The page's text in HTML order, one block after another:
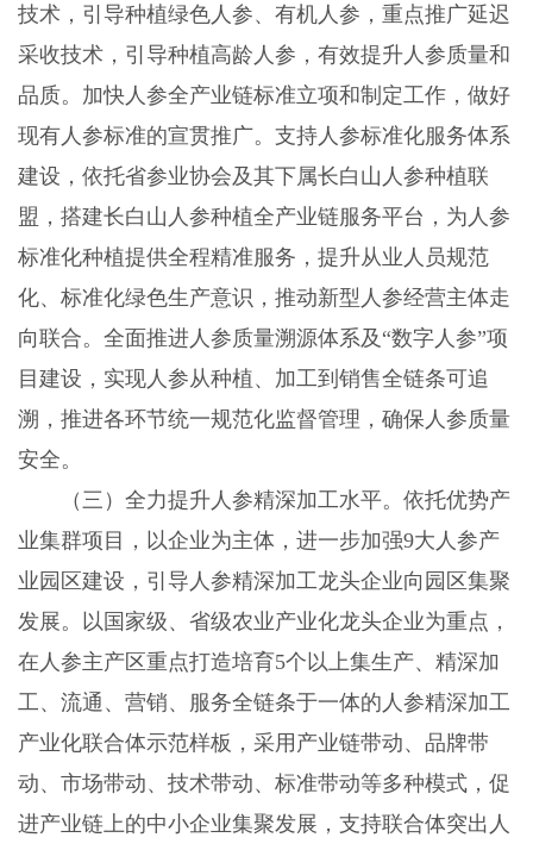
技术，引导种植绿色人参、有机人参，重点推广延迟
采收技术，引导种植高龄人参，有效提升人参质量和
品质。加快人参全产业链标准立项和制定工作，做好
现有人参标准的宣贯推广。支持人参标准化服务体系
建设，依托省参业协会及其下属长白山人参种植联
盟，搭建长白山人参种植全产业链服务平台，为人参
标准化种植提供全程精准服务，提升从业人员规范
化、标准化绿色生产意识，推动新型人参经营主体走
向联合。全面推进人参质量溯源体系及“数字人参”项
目建设，实现人参从种植、加工到销售全链条可追
溯，推进各环节统一规范化监督管理，确保人参质量
安全。
（三）全力提升人参精深加工水平。依托优势产
业集群项目，以企业为主体，进一步加强9大人参产
业园区建设，引导人参精深加工龙头企业向园区集聚
发展。以国家级、省级农业产业化龙头企业为重点，
在人参主产区重点打造培育5个以上集生产、精深加
工、流通、营销、服务全链条于一体的人参精深加工
产业化联合体示范样板，采用产业链带动、品牌带
动、市场带动、技术带动、标准带动等多种模式，促
进产业链上的中小企业集聚发展，支持联合体突出人